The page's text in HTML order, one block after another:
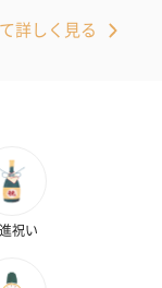
詳しく見る
祝い